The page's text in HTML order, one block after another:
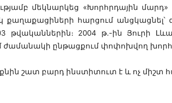
մեկնարկեց «Խորհրդային
քաղաքացիների հարցում անցկացնել՝
թվականներին։ 2004 թ․-ին Յուրի
ժամանակի ընթացքում փոփոխվող
շատ բարդ ինստիտուտ է և ոչ միշտ